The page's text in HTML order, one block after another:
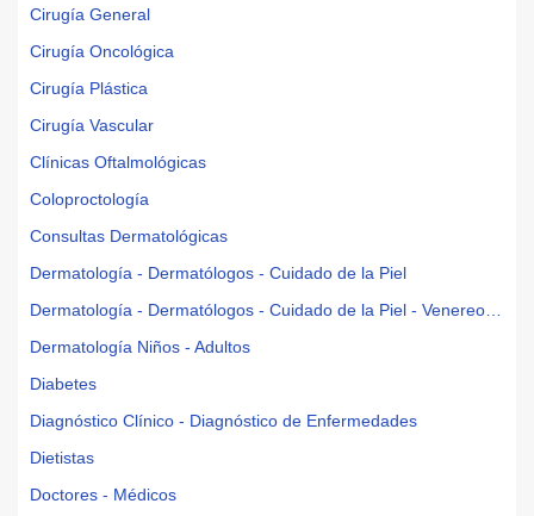
Cirugía General
Cirugía Oncológica
Cirugía Plástica
Cirugía Vascular
Clínicas Oftalmológicas
Coloproctología
Consultas Dermatológicas
Dermatología - Dermatólogos - Cuidado de la Piel
Dermatología - Dermatólogos - Cuidado de la Piel - Venereología
Dermatología Niños - Adultos
Diabetes
Diagnóstico Clínico - Diagnóstico de Enfermedades
Dietistas
Doctores - Médicos